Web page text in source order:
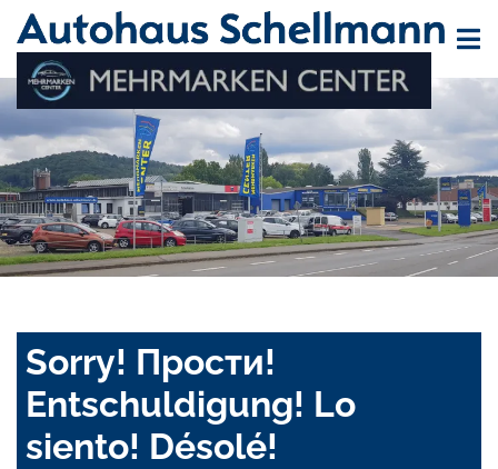
Sorry! Прости!
Entschuldigung! Lo
siento! Désolé!